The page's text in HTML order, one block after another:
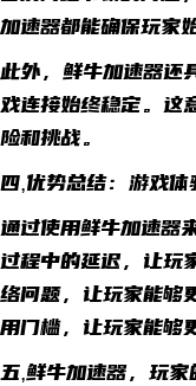
加速器都能确保玩家
此外，鲜牛加速器还
戏连接始终稳定。这
险和挑战。
四,优势总结：游戏体
通过使用鲜牛加速器
过程中的延迟，让玩
络问题，让玩家能够
用门槛，让玩家能够
五,鲜牛加速器，玩家